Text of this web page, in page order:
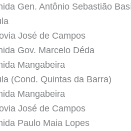
Gen. Antônio Sebastião
José de Campos
Gov. Marcelo Déda
Mangabeira
(Cond. Quintas da Barra)
Mangabeira
José de Campos
Paulo Maia Lopes